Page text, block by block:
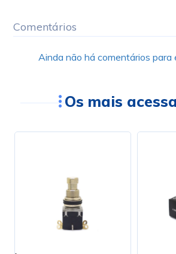
Comentários
Ainda não há comentários para
Os mais